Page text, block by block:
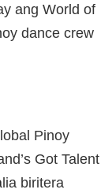
ang World of
dance crew
Pinoy
Got Talent
biritera